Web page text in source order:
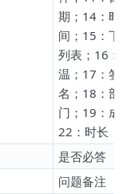
期；14：时
间；15：下
列表；16：
温；17：签
名；18：部
门；19：成
22：时长
是否必答
问题备注